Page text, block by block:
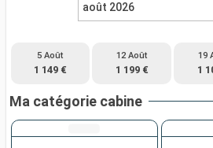
août 2026
5 Août
1 149 €
12 Août
1 199 €
19
1
Ma catégorie cabine